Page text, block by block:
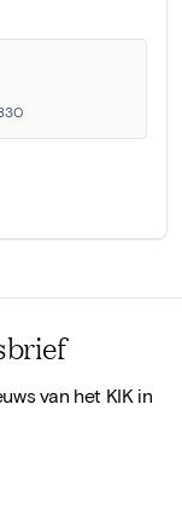
van het KIK in